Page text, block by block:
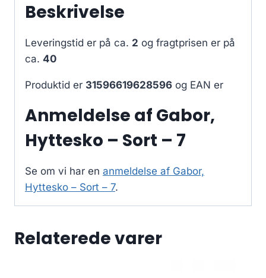
Beskrivelse
Leveringstid er på ca. 2 og fragtprisen er på
ca. 40
Produktid er 31596619628596 og EAN er
Anmeldelse af Gabor,
Hyttesko – Sort – 7
Se om vi har en anmeldelse af Gabor,
Hyttesko – Sort – 7.
Relaterede varer